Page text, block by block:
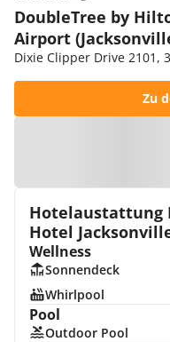
DoubleTree by
Airport
Dixie Clipper Drive 2101,
Zu
Hotelaustattung
Hotel
Wellness
Sonnendeck
Whirlpool
Pool
Outdoor Pool